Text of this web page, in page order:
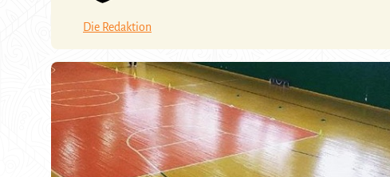
Die Redaktion